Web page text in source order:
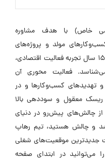
خاص) با هدف مشاوره
مولد و پروژه‌های
اقتصادی تشکیل شده است. رهاپ با ۱۵ سال تجربه فعالیت اقتصادی،
فعالیت محوری آن
و تهدیدهای کسب‌وکارها و در
ریسک معقول و سوددهی بالا
چالش‌های پیش‌رو در دنیای
و چالش هستید، تیم رهاپ
جدیدترین موقعیت‌های شغلی
می‌توانید در ابتدای صفحه